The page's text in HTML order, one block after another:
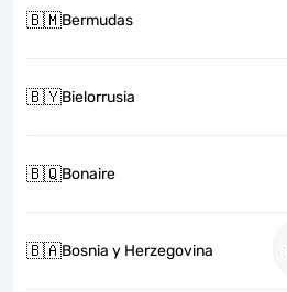
🇧🇲Bermudas
🇧🇾Bielorrusia
🇧🇶Bonaire
🇧🇦Bosnia y Herzegovina